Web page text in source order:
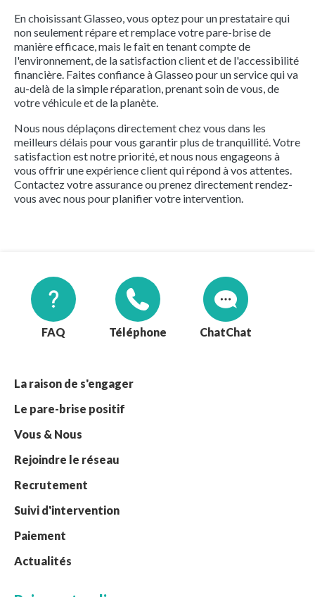
En choisissant Glasseo, vous optez pour un prestataire qui
non seulement répare et remplace votre pare-brise de
manière efficace, mais le fait en tenant compte de
l'environnement, de la satisfaction client et de l'accessibilité
financière. Faites confiance à Glasseo pour un service qui va
au-delà de la simple réparation, prenant soin de vous, de
votre véhicule et de la planète.
Nous nous déplaçons directement chez vous dans les
meilleurs délais pour vous garantir plus de tranquillité. Votre
satisfaction est notre priorité, et nous nous engageons à
vous offrir une expérience client qui répond à vos attentes.
Contactez votre assurance ou prenez directement rendez-
vous avec nous pour planifier votre intervention.
FAQ Téléphone Chat
La raison de s'engager
Le pare-brise positif
Vous & Nous
Rejoindre le réseau
Recrutement
Suivi d'intervention
Paiement
Actualités